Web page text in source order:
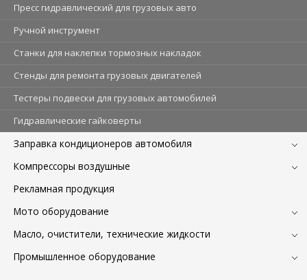
Пресс гидравлический для грузовых авто
Ручной инструмент
Станки для наклепки тормозных накладок
Стенды для ремонта грузовых двигателей
Тестеры подвески для грузовых автомобилей
Гидравлические гайковерты
Заправка кондиционеров автомобиля
Компрессоры воздушные
Рекламная продукция
Мото оборудование
Масло, очистители, технические жидкости
Промышленное оборудование